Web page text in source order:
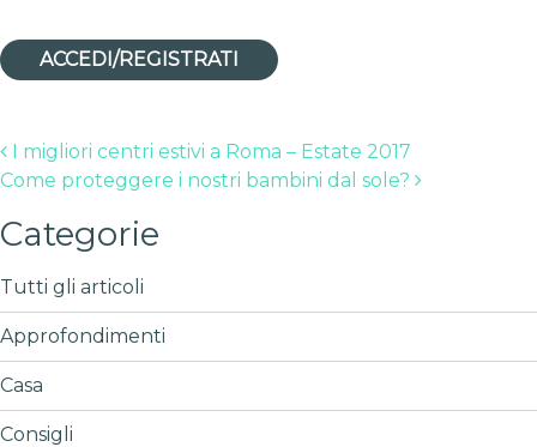
ACCEDI/REGISTRATI
Post navigation
I migliori centri estivi a Roma – Estate 2017
Come proteggere i nostri bambini dal sole?
Categorie
Tutti gli articoli
Approfondimenti
Casa
Consigli